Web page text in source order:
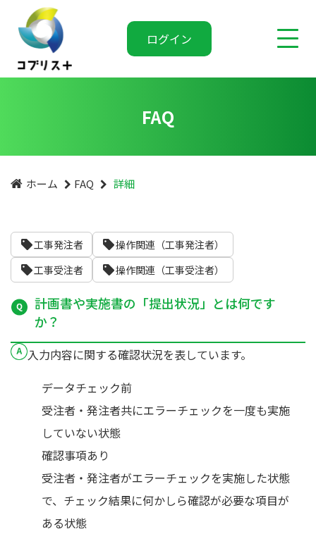
ログイン
FAQ
ホーム FAQ 詳細
工事発注者
操作関連（工事発注者）
工事受注者
操作関連（工事受注者）
計画書や実施書の「提出状況」とは何です
か？
入力内容に関する確認状況を表しています。
データチェック前
受注者・発注者共にエラーチェックを一度も実施
していない状態
確認事項あり
受注者・発注者がエラーチェックを実施した状態
で、チェック結果に何かしら確認が必要な項目が
ある状態